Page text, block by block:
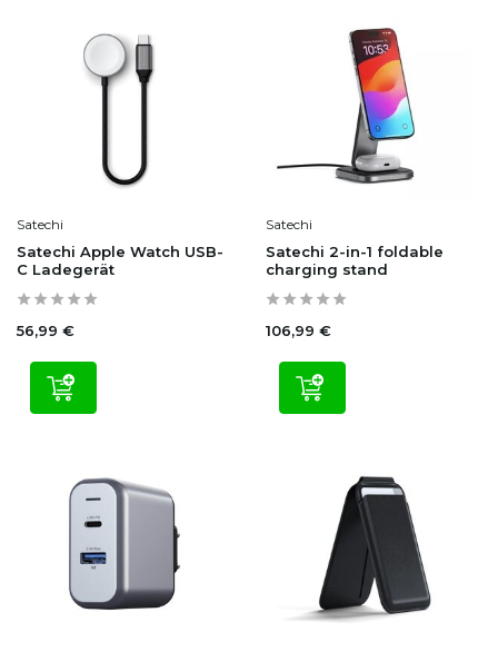
Satechi
Satechi Apple Watch USB-
C Ladegerät
56,99 €
Satechi
Satechi 2-in-1 foldable
charging stand
106,99 €